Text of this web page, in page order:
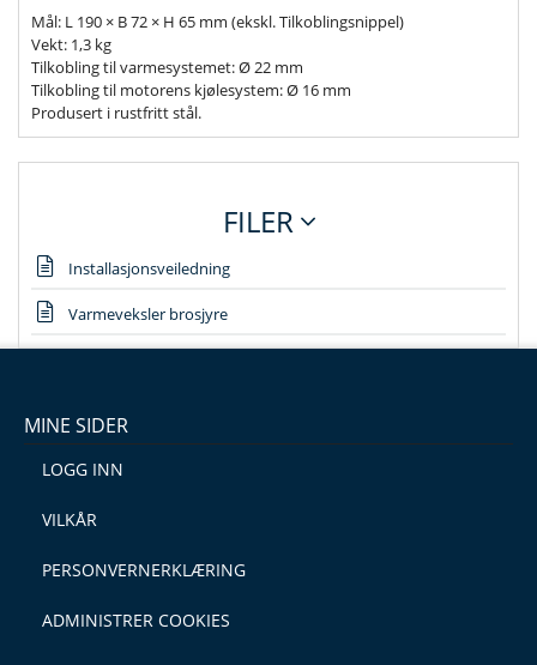
Mål: L 190 × B 72 × H 65 mm (ekskl. Tilkoblingsnippel)
Vekt: 1,3 kg
Tilkobling til varmesystemet: Ø 22 mm
Tilkobling til motorens kjølesystem: Ø 16 mm
Produsert i rustfritt stål.
FILER
Installasjonsveiledning
Varmeveksler brosjyre
MINE SIDER
LOGG INN
VILKÅR
PERSONVERNERKLÆRING
ADMINISTRER COOKIES